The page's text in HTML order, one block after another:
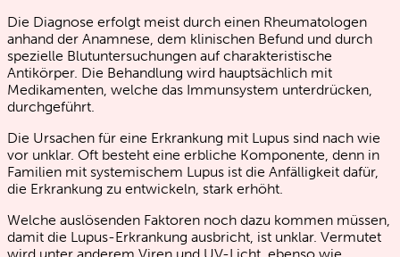
Die Diagnose erfolgt meist durch einen Rheumatologen
anhand der Anamnese, dem klinischen Befund und durch
spezielle Blutuntersuchungen auf charakteristische
Antikörper. Die Behandlung wird hauptsächlich mit
Medikamenten, welche das Immunsystem unterdrücken,
durchgeführt.
Die Ursachen für eine Erkrankung mit Lupus sind nach wie
vor unklar. Oft besteht eine erbliche Komponente, denn in
Familien mit systemischem Lupus ist die Anfälligkeit dafür,
die Erkrankung zu entwickeln, stark erhöht.
Welche auslösenden Faktoren noch dazu kommen müssen,
damit die Lupus-Erkrankung ausbricht, ist unklar. Vermutet
wird unter anderem Viren und UV-Licht, ebenso wie